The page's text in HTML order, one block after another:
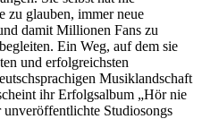
zu glauben, immer neue
damit Millionen Fans zu
Ein Weg, auf dem sie
und erfolgreichsten
Musiklandschaft
ihr Erfolgsalbum „Hör nie
Studiosongs